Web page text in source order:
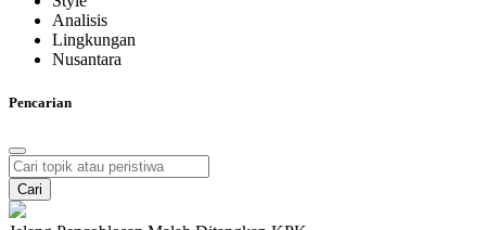
Analisis
Lingkungan
Nusantara
Pencarian
Cari